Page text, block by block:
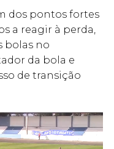
dos pontos fortes
a reagir à perda,
bolas no
da bola e
de transição